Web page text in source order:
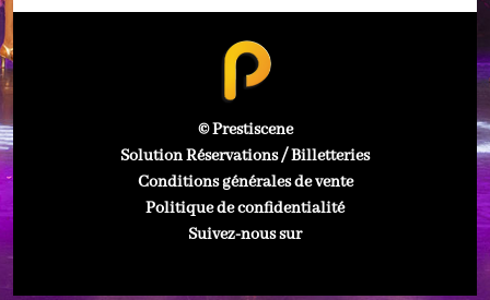
© Prestiscene
Solution Réservations / Billetteries
Conditions générales de vente
Politique de confidentialité
Suivez-nous sur